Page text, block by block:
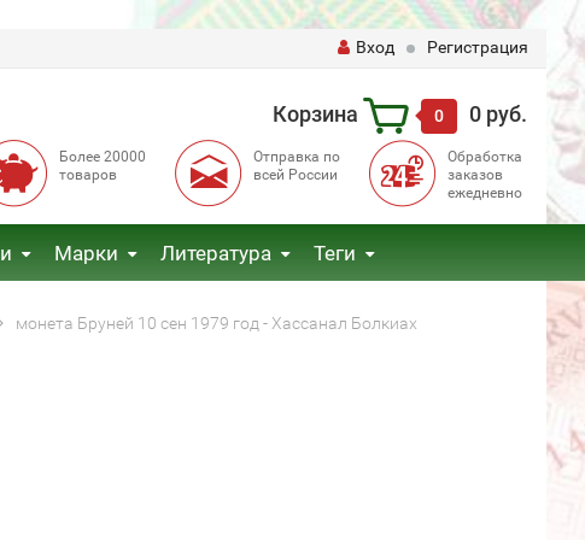
Вход Регистрация
Корзина 0 0 руб.
Более 20000
товаров
Отправка по
всей России
Обработка
заказов
ежедневно
Марки Литература Теги
монета Бруней 10 сен 1979 год - Хассанал Болкиах